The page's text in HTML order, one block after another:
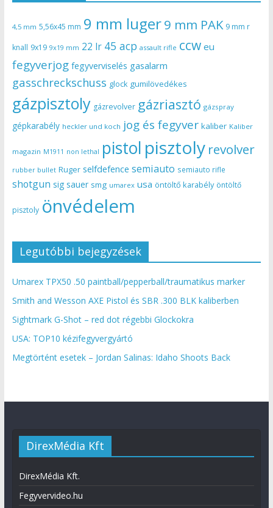
4,5 mm 5,56x45 mm 9 mm luger9 mm PAK 9 mm r
knall 9x19 9x19 mm 22 lr 45 acp assault rifle ccw eu
fegyverjog fegyverviselés gasalarm
gasschreckschuss glock gumilövedékes
gázpisztoly gázrevolver gázriasztó gázspray
gépkarabély heckler und koch jog és fegyver kaliber Kaliber
magazin M1911 non lethal pistol pisztoly revolver
rubber bullet Ruger selfdefence semiauto semiauto rifle
shotgun sig sauer smg umarex usa öntöltő karabély öntöltő
pisztoly önvédelem
Legutóbbi bejegyzések
Umarex TPX50 .50 paintball/pepperball/traumatikus marker
Smith and Wesson AXE Pistol és SBR .300 BLK kaliberben
Sightmark G-Shot – red dot régebbi Glockokra
USA: TOP10 kézifegyvergyártó
Megtörtént esetek – Jordan Salinas: Idaho Shoots Back
DirexMédia Kft
DirexMédia Kft.
Fegyvervideo.hu